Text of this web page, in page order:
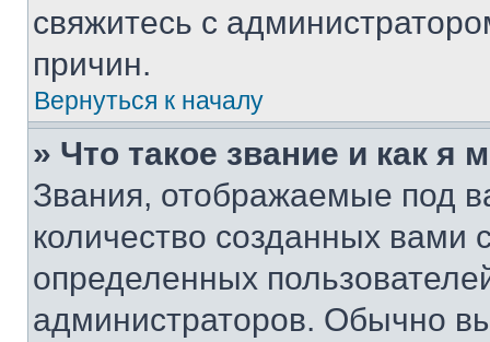
свяжитесь с
причин.
Вернуться к началу
» Что такое звание и как я
Звания, отображаемые под
количество созданных
определенных
администраторов. Обычно